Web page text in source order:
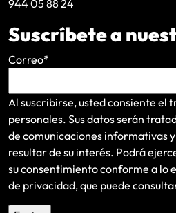
944 05 88 24
Suscríbete a
Correo*
Al suscribirse, usted consiente el
personales. Sus datos serán
de comunicaciones informativas
resultar de su interés. Podrá
su consentimiento conforme a lo
de privacidad, que puede